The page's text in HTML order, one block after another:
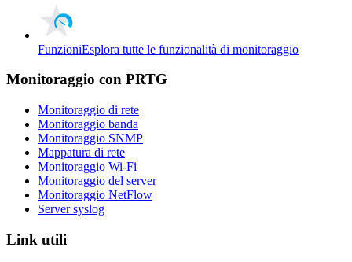
FunzioniEsplora tutte le funzionalità di monitoraggio
Monitoraggio con PRTG
Monitoraggio di rete
Monitoraggio banda
Monitoraggio SNMP
Mappatura di rete
Monitoraggio Wi-Fi
Monitoraggio del server
Monitoraggio NetFlow
Server syslog
Link utili